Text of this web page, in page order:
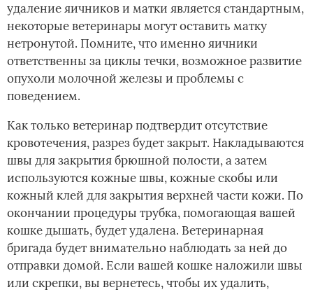
удаление яичников и матки является стандартным,
некоторые ветеринары могут оставить матку
нетронутой. Помните, что именно яичники
ответственны за циклы течки, возможное развитие
опухоли молочной железы и проблемы с
поведением.
Как только ветеринар подтвердит отсутствие
кровотечения, разрез будет закрыт. Накладываются
швы для закрытия брюшной полости, а затем
используются кожные швы, кожные скобы или
кожный клей для закрытия верхней части кожи. По
окончании процедуры трубка, помогающая вашей
кошке дышать, будет удалена. Ветеринарная
бригада будет внимательно наблюдать за ней до
отправки домой. Если вашей кошке наложили швы
или скрепки, вы вернетесь, чтобы их удалить,